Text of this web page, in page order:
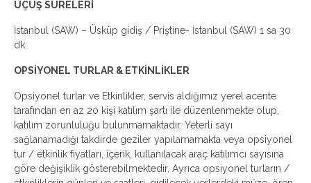
UÇUŞ SÜRELERİ
İstanbul (SAW) – Üsküp gidiş / Priştine- İstanbul (SAW) 1 sa 30
dk
OPSİYONEL TURLAR & ETKİNLİKLER
Opsiyonel turlar ve Etkinlikler, servis aldığımız yerel acente
tarafından en az 20 kişi katılım şartı ile düzenlenmekte olup,
katılım zorunluluğu bulunmamaktadır. Yeterli sayı
sağlanamadığı takdirde geziler yapılamamakta veya opsiyonel
tur / etkinlik fiyatları, içerik, kullanılacak araç katılımcı sayısına
göre değişiklik gösterebilmektedir. Ayrıca opsiyonel turların /